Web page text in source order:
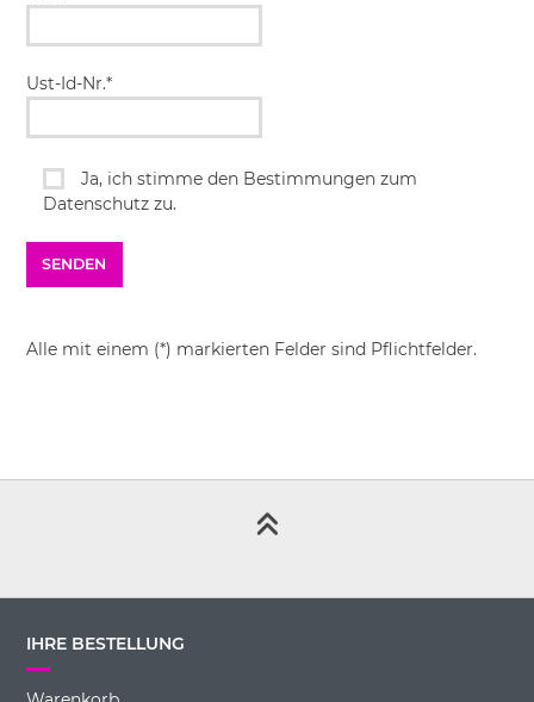
Ust-Id-Nr.*
Ja, ich stimme den Bestimmungen zum
Datenschutz zu.
Alle mit einem (*) markierten Felder sind Pflichtfelder.
IHRE BESTELLUNG